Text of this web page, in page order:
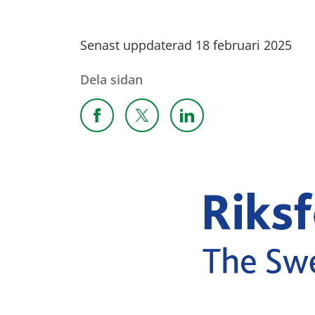
Senast uppdaterad 18 februari 2025
Dela sidan
Dela sidan på Facebook
Dela sidan på XDela sidan på